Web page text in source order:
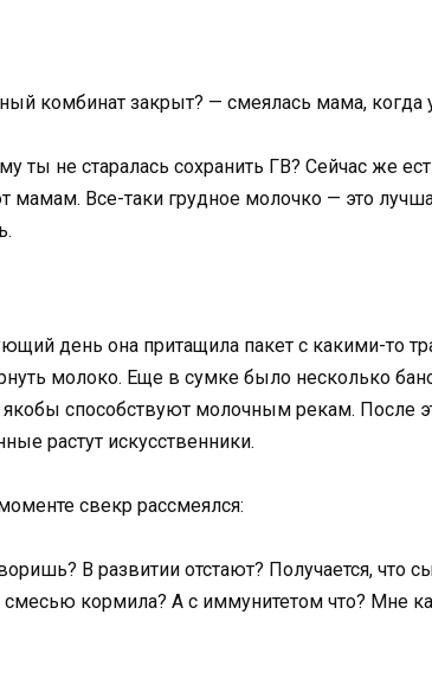
комбинат закрыт? — смеялась мама, когда
ты не старалась сохранить ГВ? Сейчас же
мамам. Все-таки грудное молочко — это
день она притащила пакет с какими-то
молоко. Еще в сумке было несколько
способствуют молочным рекам. После
растут искусственники.
свекр рассмеялся:
В развитии отстают? Получается, что
кормила? А с иммунитетом что? Мне